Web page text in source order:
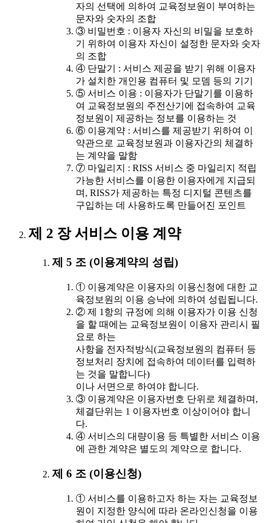
자의 선택에 의하여 교육정보원이 부여하는
문자와 숫자의 조합
③ 비밀번호 : 이용자 자신의 비밀을 보호하
기 위하여 이용자 자신이 설정한 문자와 숫자
의 조합
④ 단말기 : 서비스 제공을 받기 위해 이용자
가 설치한 개인용 컴퓨터 및 모뎀 등의 기기
⑤ 서비스 이용 : 이용자가 단말기를 이용하
여 교육정보원의 주전산기에 접속하여 교육
정보원이 제공하는 정보를 이용하는 것
⑥ 이용계약 : 서비스를 제공받기 위하여 이
약관으로 교육정보원과 이용자간의 체결하
는 계약을 말함
⑦ 마일리지 : RISS 서비스 중 마일리지 적립
가능한 서비스를 이용한 이용자에게 지급되
며, RISS가 제공하는 특정 디지털 콘텐츠를
구입하는 데 사용하도록 만들어진 포인트
제 2 장 서비스 이용 계약
제 5 조 (이용계약의 성립)
① 이용계약은 이용자의 이용신청에 대한 교
육정보원의 이용 승낙에 의하여 성립됩니다.
② 제 1항의 규정에 의해 이용자가 이용 신청
을 할 때에는 교육정보원이 이용자 관리시 필
요로 하는
사항을 전자적방식(교육정보원의 컴퓨터 등
정보처리 장치에 접속하여 데이터를 입력하
는 것을 말합니다)
이나 서면으로 하여야 합니다.
③ 이용계약은 이용자번호 단위로 체결하며,
체결단위는 1 이용자번호 이상이어야 합니
다.
④ 서비스의 대량이용 등 특별한 서비스 이용
에 관한 계약은 별도의 계약으로 합니다.
제 6 조 (이용신청)
① 서비스를 이용하고자 하는 자는 교육정보
원이 지정한 양식에 따라 온라인신청을 이용